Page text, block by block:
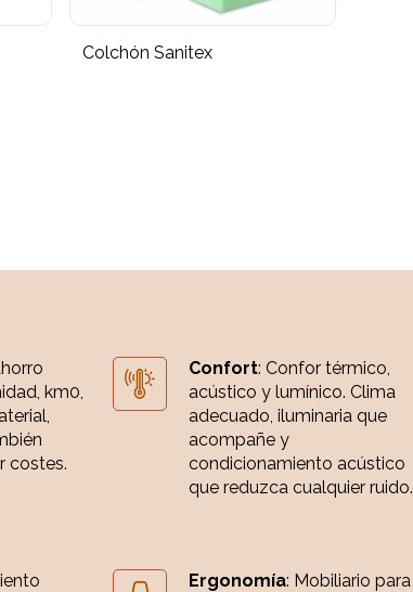
Colchón Sanitex
km0,
costes.
Confort: Confor térmico,
acústico y lumínico. Clima
adecuado, iluminaria que
acompañe y
condicionamiento acústico
que reduzca cualquier ruido.
Ergonomía: Mobiliario para